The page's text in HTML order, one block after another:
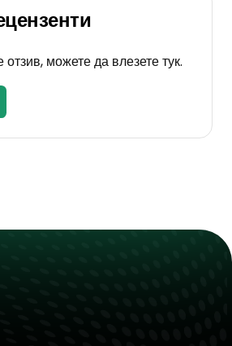
можете да влезете тук.